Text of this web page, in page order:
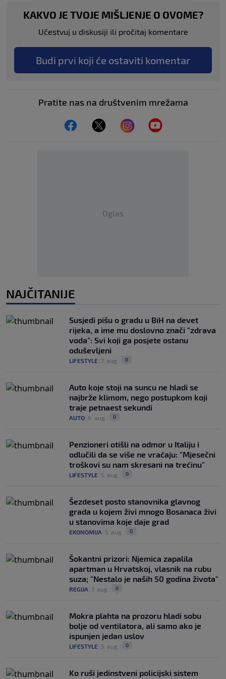
KAKVO JE TVOJE MIŠLJENJE O OVOME?
Učestvuj u diskusiji ili pročitaj komentare
Budi prvi koji će ostaviti komentar
Pratite nas na društvenim mrežama
Oglas
NAJČITANIJE
Susjedi pišu o gradu u BiH na devet
rijeka, a ime mu doslovno znači "zdrava
voda": Svi koji ga posjete ostanu
oduševljeni
LIFESTYLE 7. aug. 0
Auto koje stoji na suncu ne hladi se
najbrže klimom, nego postupkom koji
traje petnaest sekundi
AUTO 6. aug. 0
Penzioneri otišli na odmor u Italiju i
odlučili da se više ne vraćaju: "Mjesečni
troškovi su nam skresani na trećinu"
LIFESTYLE 5. aug. 0
Šezdeset posto stanovnika glavnog
grada u kojem živi mnogo Bosanaca živi
u stanovima koje daje grad
EKONOMIJA 5. aug. 0
Šokantni prizori: Njemica zapalila
apartman u Hrvatskoj, vlasnik na rubu
suza; "Nestalo je naših 50 godina života"
REGIJA 7. aug. 0
Mokra plahta na prozoru hladi sobu
bolje od ventilatora, ali samo ako je
ispunjen jedan uslov
LIFESTYLE 5. aug. 0
Ko ruši jedinstveni policijski sistem